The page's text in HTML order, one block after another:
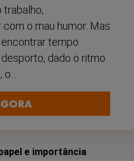
o mau humor. Mas
tempo
dado o ritmo